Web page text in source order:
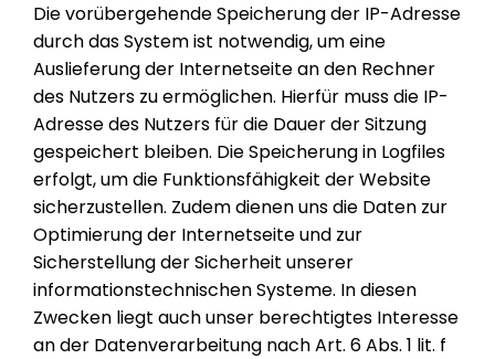
Die vorübergehende Speicherung der IP-Adresse
durch das System ist notwendig, um eine
Auslieferung der Internetseite an den Rechner
des Nutzers zu ermöglichen. Hierfür muss die IP-
Adresse des Nutzers für die Dauer der Sitzung
gespeichert bleiben. Die Speicherung in Logfiles
erfolgt, um die Funktionsfähigkeit der Website
sicherzustellen. Zudem dienen uns die Daten zur
Optimierung der Internetseite und zur
Sicherstellung der Sicherheit unserer
informationstechnischen Systeme. In diesen
Zwecken liegt auch unser berechtigtes Interesse
an der Datenverarbeitung nach Art. 6 Abs. 1 lit. f